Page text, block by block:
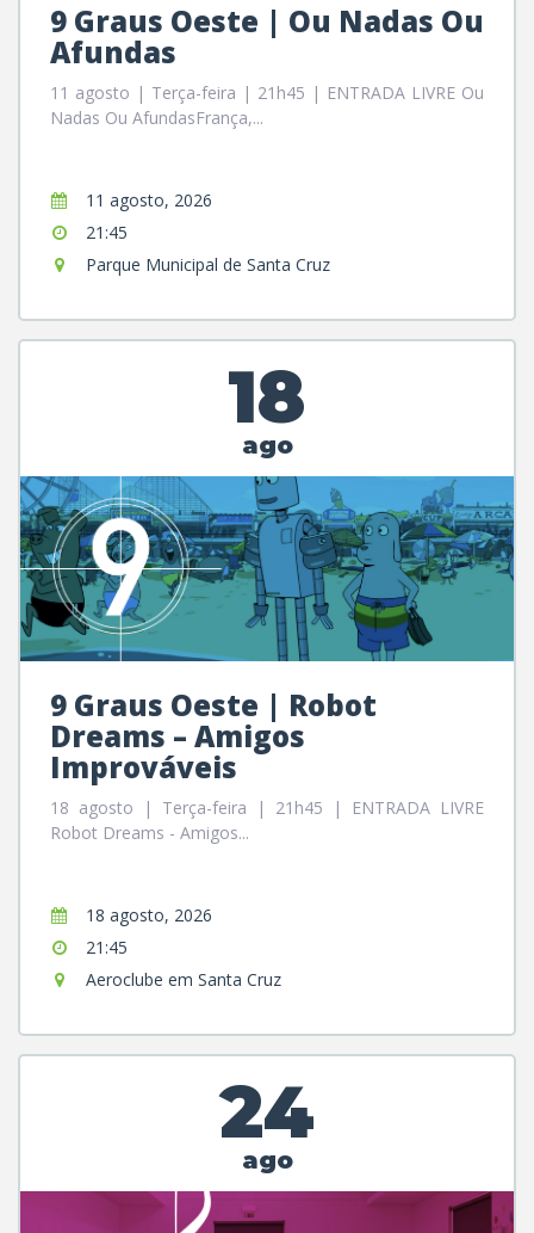
9 Graus Oeste | Ou Nadas Ou
Afundas
11 agosto | Terça-feira | 21h45 | ENTRADA LIVRE Ou
Nadas Ou AfundasFrança,...
11 agosto, 2026
21:45
Parque Municipal de Santa Cruz
18
ago
9 Graus Oeste | Robot
Dreams – Amigos
Improváveis
18 agosto | Terça-feira | 21h45 | ENTRADA LIVRE
Robot Dreams - Amigos...
18 agosto, 2026
21:45
Aeroclube em Santa Cruz
24
ago